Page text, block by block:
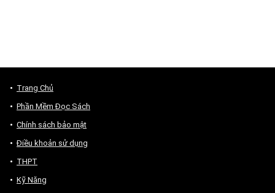
Trang Chủ
Phần Mềm Đọc Sách
Chính sách bảo mật
Điều khoản sử dụng
THPT
Kỹ Năng